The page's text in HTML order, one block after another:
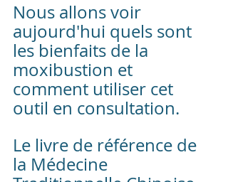
Nous allons voir
aujourd'hui quels sont
les bienfaits de la
moxibustion et
comment utiliser cet
outil en consultation.
Le livre de référence de
la Médecine